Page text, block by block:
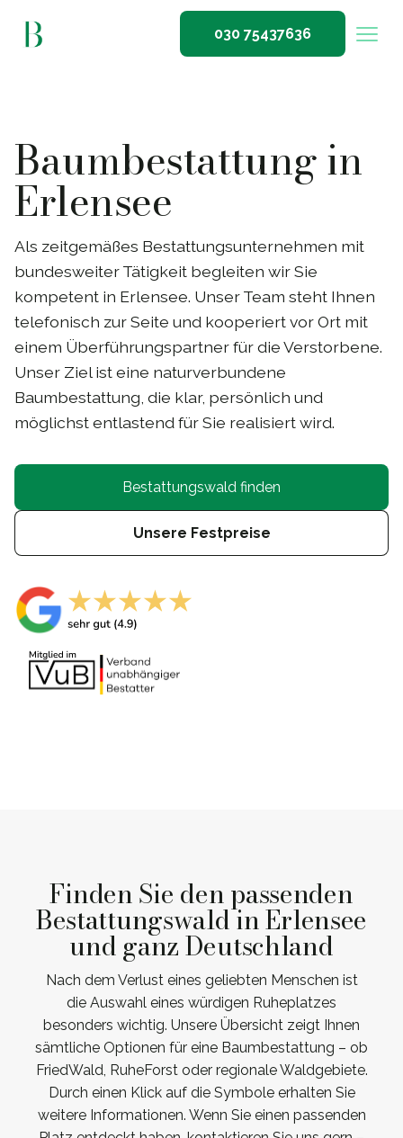
030 75437636
Baumbestattung in
Erlensee
Als zeitgemäßes Bestattungsunternehmen mit
bundesweiter Tätigkeit begleiten wir Sie
kompetent in Erlensee. Unser Team steht Ihnen
telefonisch zur Seite und kooperiert vor Ort mit
einem Überführungspartner für die Verstorbene.
Unser Ziel ist eine naturverbundene
Baumbestattung, die klar, persönlich und
möglichst entlastend für Sie realisiert wird.
Bestattungswald finden
Unsere Festpreise
Finden Sie den passenden
Bestattungswald in Erlensee
und ganz Deutschland
Nach dem Verlust eines geliebten Menschen ist
die Auswahl eines würdigen Ruheplatzes
besonders wichtig. Unsere Übersicht zeigt Ihnen
sämtliche Optionen für eine Baumbestattung – ob
FriedWald, RuheForst oder regionale Waldgebiete.
Durch einen Klick auf die Symbole erhalten Sie
weitere Informationen. Wenn Sie einen passenden